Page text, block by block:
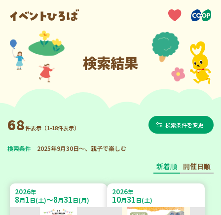
検索結果
68件表示（1-18件表示） 検索条件を変更
検索条件 2025年9月30日～、親子で楽しむ
新着順 開催日順
2026年
8月1日(土)～8月31日(月)
2026年
10月31日(土)